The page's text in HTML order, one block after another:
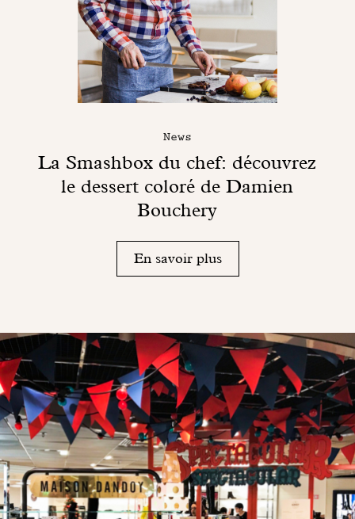
News
La Smashbox du chef: découvrez
le dessert coloré de Damien
Bouchery
En savoir plus